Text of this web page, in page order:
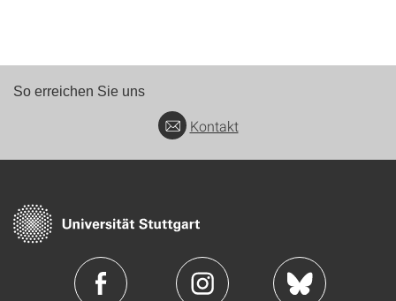
So erreichen Sie uns
Kontakt